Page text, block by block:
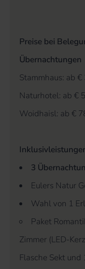
Preise bei
Übernachtungen
Stammhaus: ab
Naturhotel: ab €
Woidhaisl: ab €
3
Eulers Natur
Wahl von 1
Paket
Zimmer (LED-
Flasche Sekt